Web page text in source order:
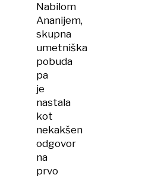
Nabilom
Ananijem,
skupna
umetniška
pobuda
pa
je
nastala
kot
nekakšen
odgovor
na
prvo